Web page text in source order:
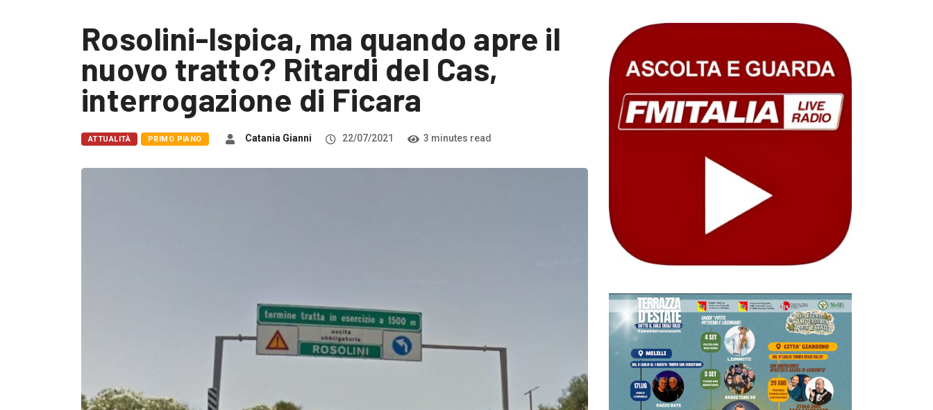
Rosolini-Ispica, ma quando apre il
nuovo tratto? Ritardi del Cas,
interrogazione di Ficara
ATTUALITÀ PRIMO PIANO Catania Gianni 22/07/2021 3 minutes read